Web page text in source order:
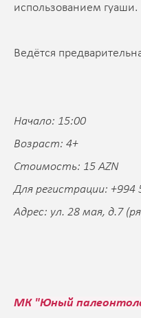
использованием гуаши.
Ведётся
Начало: 15:00
Возраст: 4+
Стоимость: 15 AZN
Для регистрации: +994
Адрес: ул. 28 мая, д.7
МК "Юный